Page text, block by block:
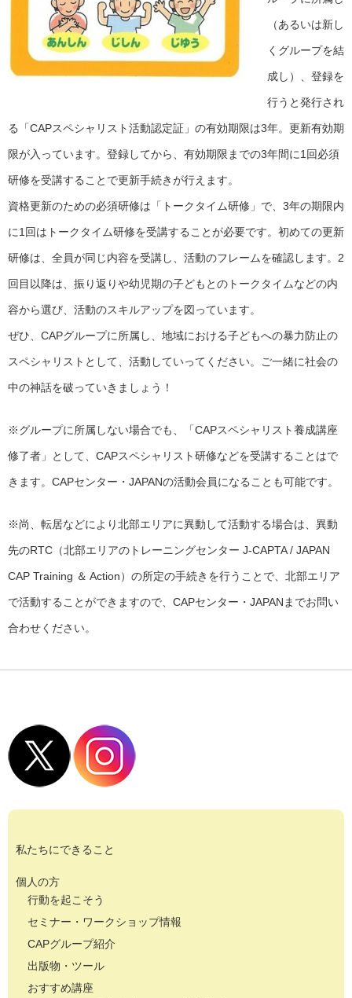
（あるいは新し
くグループを結
成し）、登録を
行うと発行され
る「CAPスペシャリスト活動認定証」の有効期限は3年。更新有効期
限が入っています。登録してから、有効期限までの3年間に1回必須
研修を受講することで更新手続きが行えます。
資格更新のための必須研修は「トークタイム研修」で、3年の期限内
に1回はトークタイム研修を受講することが必要です。初めての更新
研修は、全員が同じ内容を受講し、活動のフレームを確認します。2
回目以降は、振り返りや幼児期の子どもとのトークタイムなどの内
容から選び、活動のスキルアップを図っています。
ぜひ、CAPグループに所属し、地域における子どもへの暴力防止の
スペシャリストとして、活動していってください。ご一緒に社会の
中の神話を破っていきましょう！
※グループに所属しない場合でも、「CAPスペシャリスト養成講座
修了者」として、CAPスペシャリスト研修などを受講することはで
きます。CAPセンター・JAPANの活動会員になることも可能です。
※尚、転居などにより北部エリアに異動して活動する場合は、異動
先のRTC（北部エリアのトレーニングセンター J-CAPTA / JAPAN
CAP Training ＆ Action）の所定の手続きを行うことで、北部エリア
で活動することができますので、CAPセンター・JAPANまでお問い
合わせください。
私たちにできること
個人の方
行動を起こそう
セミナー・ワークショップ情報
CAPグループ紹介
出版物・ツール
おすすめ講座